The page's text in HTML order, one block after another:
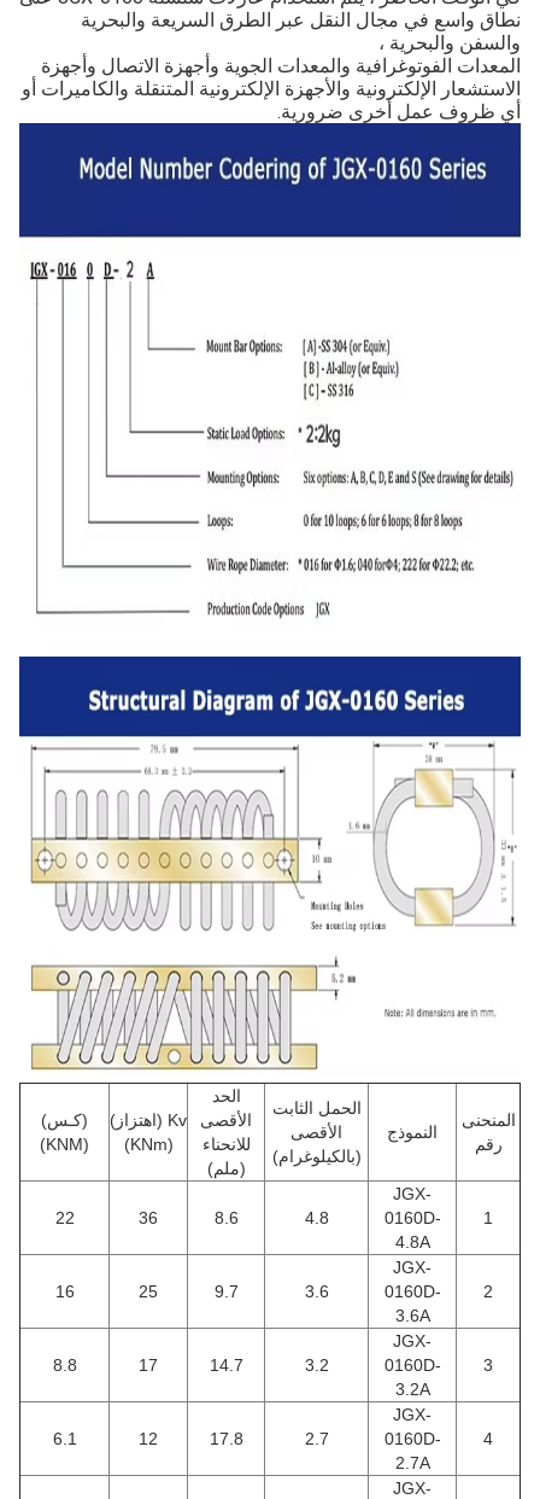
نطاق واسع في مجال النقل عبر الطرق السريعة والبحرية
والسفن والبحرية ،
المعدات الفوتوغرافية والمعدات الجوية وأجهزة الاتصال وأجهزة
الاستشعار الإلكترونية والأجهزة الإلكترونية المتنقلة والكاميرات أو
أي ظروف عمل أخرى ضرورية.
المنحنى
رقم
النموذج
الحمل الثابت
الأقصى
(بالكيلوغرام)
الحد
الأقصى
للانحناء
(ملم)
Kv (اهتزاز)
(كـس)
JGX-
0160D-
4.8A
4.8
8.6
36
22
JGX-
0160D-
3.6A
3.6
9.7
25
16
JGX-
0160D-
3.2A
3.2
14.7
17
8.8
4
JGX-
0160D-
2.7A
2.7
17.8
12
6.1
JGX-